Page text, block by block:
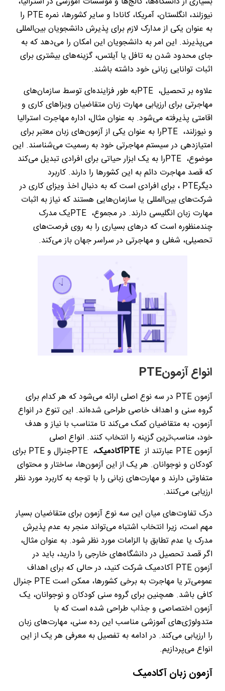
نیوزلند، انگلستان، آمریکا، کانادا و سایر کشورها، نمرهPTE را
به عنوان یکی از مدارک لازم برای پذیرش دانشجویان بین‌المللی
می‌پذیرند. این امر به دانشجویان این امکان را می‌دهد که به
جای محدود شدن به تافل یا آیلتس، گزینه‌های بیشتری برای
اثبات توانایی زبانی خود داشته باشند.
علاوه بر تحصیل، PTEبه طور فزاینده‌ای توسط سازمان‌های
مهاجرتی برای ارزیابی مهارت زبان متقاضیان ویزاهای کاری و
اقامتی پذیرفته می‌شود. به عنوان مثال، اداره مهاجرت استرالیا
و نیوزلند، PTEرا به عنوان یکی از آزمون‌های زبان معتبر برای
امتیازدهی در سیستم مهاجرتی خود به رسمیت می‌شناسند. این
موضوع، PTEرا به یک ابزار حیاتی برای افرادی تبدیل می‌کند
که قصد مهاجرت دائم به این کشورها را دارند. کاربرد
دیگرPTE ، برای افرادی است که به دنبال اخذ ویزای کاری در
شرکت‌های بین‌المللی یا سازمان‌هایی هستند که نیاز به اثبات
مهارت زبان انگلیسی دارند. در مجموع، PTEیک مدرک
چندمنظوره است که درهای بسیاری را به روی فرصت‌های
تحصیلی، شغلی و مهاجرتی در سراسر جهان باز می‌کند.
انواع آزمونPTE
آزمونPTE در سه نوع اصلی ارائه می‌شود که هر کدام برای
گروه سنی و اهداف خاصی طراحی شده‌اند. این تنوع در انواع
آزمون، به متقاضیان کمک می‌کند تا متناسب با نیاز و هدف
خود، مناسب‌ترین گزینه را انتخاب کنند. انواع اصلی
آزمونPTE عبارتند از PTEآکادمیک، PTEجنرال وPTE برای
کودکان و نوجوانان. هر یک از این آزمون‌ها، ساختار و محتوای
متفاوتی دارند و مهارت‌های زبانی را با توجه به کاربرد مورد نظر
ارزیابی می‌کنند.
درک تفاوت‌های میان این سه نوع آزمون برای متقاضیان بسیار
مهم است، زیرا انتخاب اشتباه می‌تواند منجر به عدم پذیرش
مدرک یا عدم تطابق با الزامات مورد نظر شود. به عنوان مثال،
اگر قصد تحصیل در دانشگاه‌های خارجی را دارید، باید در
آزمونPTE آکادمیک شرکت کنید، در حالی که برای اهداف
عمومی‌تر یا مهاجرت به برخی کشورها، ممکن استPTE جنرال
کافی باشد. همچنین برای گروه سنی کودکان و نوجوانان، یک
آزمون اختصاصی و جذاب طراحی شده است که با
متدولوژی‌های آموزشی مناسب این رده سنی، مهارت‌های زبان
را ارزیابی می‌کند. در ادامه به تفصیل به معرفی هر یک از این
انواع می‌پردازیم.
آزمون زبان آکادمیک